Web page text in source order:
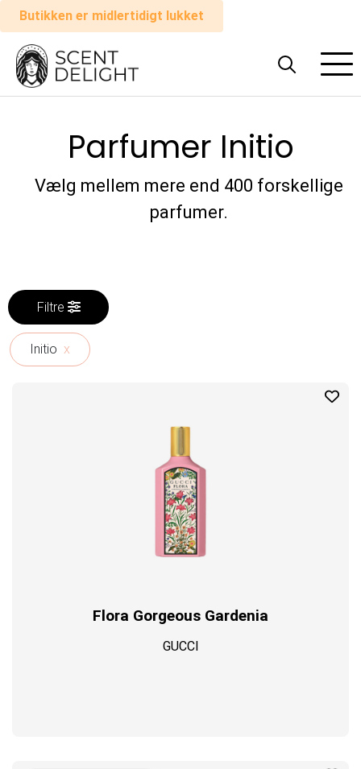
Butikken er midlertidigt lukket
Alle
parfumer
Kvinde
det
Indkøbskurv
Profil
Parfumer Initio
Vælg mellem mere end 400 forskellige
parfumer.
Filtre
Initio x
Flora Gorgeous Gardenia
GUCCI